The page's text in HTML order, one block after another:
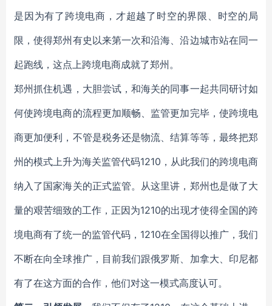
是因为有了跨境电商，才超越了时空的界限、时空的局
限，使得郑州有史以来第一次和沿海、沿边城市站在同一
起跑线，这点上跨境电商成就了郑州。
郑州抓住机遇，大胆尝试，和海关的同事一起共同研讨如
何使跨境电商的流程更加顺畅、监管更加完毕，使跨境电
商更加便利，不管是税务还是物流、结算等等，最终把郑
州的模式上升为海关监管代码1210，从此我们的跨境电商
纳入了国家海关的正式监管。从这里讲，郑州也是做了大
量的艰苦细致的工作，正因为1210的出现才使得全国的跨
境电商有了统一的监管代码，1210在全国得以推广，我们
不断在向全球推广，目前我们跟俄罗斯、加拿大、印尼都
有了在这方面的合作，他们对这一模式高度认可。